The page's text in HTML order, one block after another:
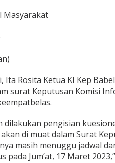
Masyarakat
Ita Rosita Ketua KI Kep
surat Keputusan Komisi
dilakukan pengisian
di muat dalam Surat
masih menuggu jadwal
pada Jum’at, 17 Maret